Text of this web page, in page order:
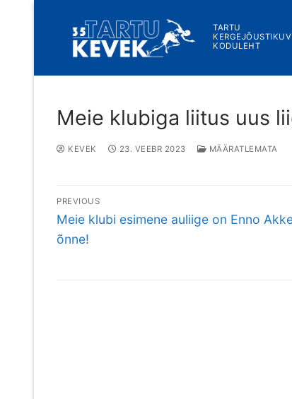
content
TARTU
KODULEHT
Meie klubiga liitus uus
KEVEK 23. VEEBR 2023 MÄÄRATLEMATA
Navigeerimine
PREVIOUS
Previous
post:
Meie klubi esimene auliige on Enno
õnne!